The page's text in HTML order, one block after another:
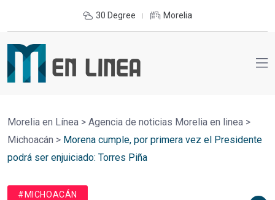
30 Degree Morelia
Morelia en Línea > Agencia de noticias Morelia en linea >
Michoacán > Morena cumple, por primera vez el Presidente
podrá ser enjuiciado: Torres Piña
#MICHOACÁN